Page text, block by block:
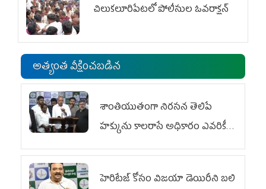
చిలుక‌లూరిపేట‌లో పోలీసుల ఓవ‌రాక్ష‌న్‌
అత్యంత వీక్షించబడిన
శాంతియుతంగా నిరసన తెలిపే
హక్కును కాలరాసే అధికారం ఎవరికీ
లేదు
హెరిటేజ్ కోసం విజయా డెయిరీని బలి